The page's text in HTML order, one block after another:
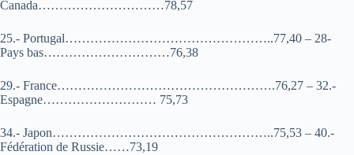
Canada…………………………78,57
25.- Portugal…………………………………………..77,40 – 28-
Pays bas…………………………76,38
29.- France…………………………………………….76,27 – 32.-
Espagne……………………… 75,73
34.- Japon……………………………………………..75,53 – 40.-
Fédération de Russie……73,19